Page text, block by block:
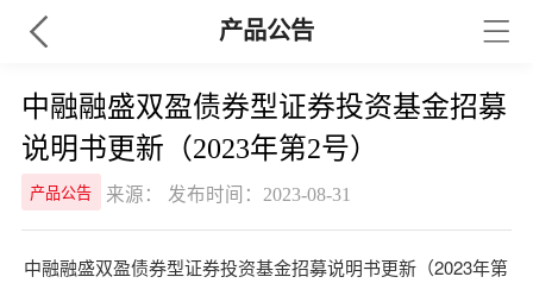
产品公告
中融融盛双盈债券型证券投资基金招募
说明书更新（2023年第2号）
产品公告 来源： 发布时间：2023-08-31
中融融盛双盈债券型证券投资基金招募说明书更新（2023年第